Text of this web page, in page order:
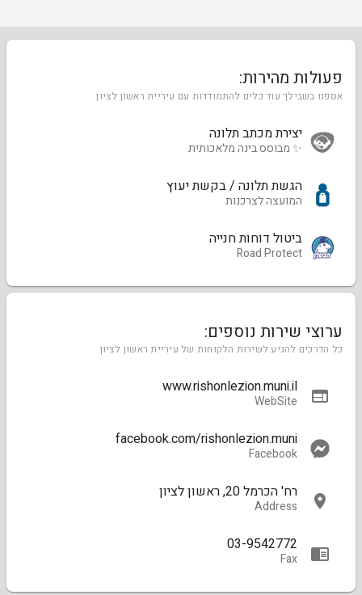
פעולות מהירות:
אספנו בשבילך עוד כלים להתמודדות עם עיריית ראשון לציון
יצירת מכתב תלונה
✨ מבוסס בינה מלאכותית
הגשת תלונה / בקשת יעוץ
המועצה לצרכנות
ביטול דוחות חנייה
Road Protect
ערוצי שירות נוספים:
כל הדרכים להגיע לשירות הלקוחות של עיריית ראשון לציון
www.rishonlezion.muni.il
WebSite
facebook.com/rishonlezion.muni
Facebook
רח' הכרמל 20, ראשון לציון
Address
03-9542772
Fax